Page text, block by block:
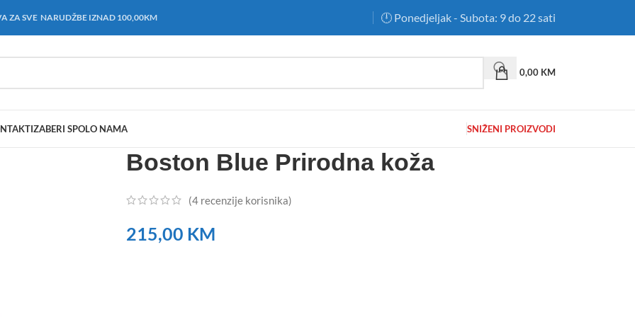
ZA SVE NARUDŽBE IZNAD 100,00KM 🕛 Ponedjeljak - Subota: 9 do 22 sati
0,00 KM
IZABERI SPOLO NAMA SNIŽENI PROIZVODI
Boston Blue Prirodna koža
(4recenzije korisnika)
215,00 KM